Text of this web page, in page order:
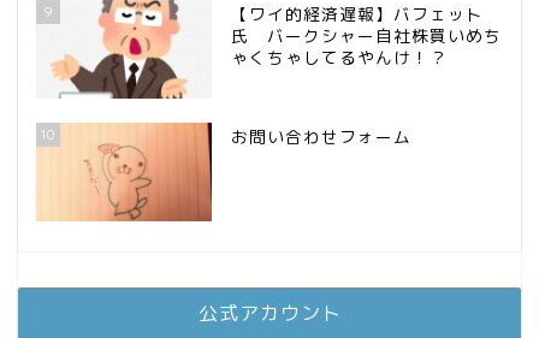
9
【ワイ的経済遅報】バフェット
氏 バークシャー自社株買いめち
ゃくちゃしてるやんけ！？
10 お問い合わせフォーム
公式アカウント